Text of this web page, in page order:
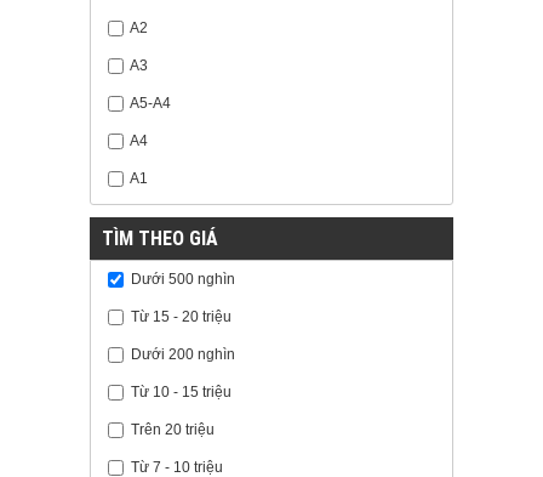
A2
A3
A5-A4
A4
A1
TÌM THEO GIÁ
Dưới 500 nghìn
Từ 15 - 20 triệu
Dưới 200 nghìn
Từ 10 - 15 triệu
Trên 20 triệu
Từ 7 - 10 triệu